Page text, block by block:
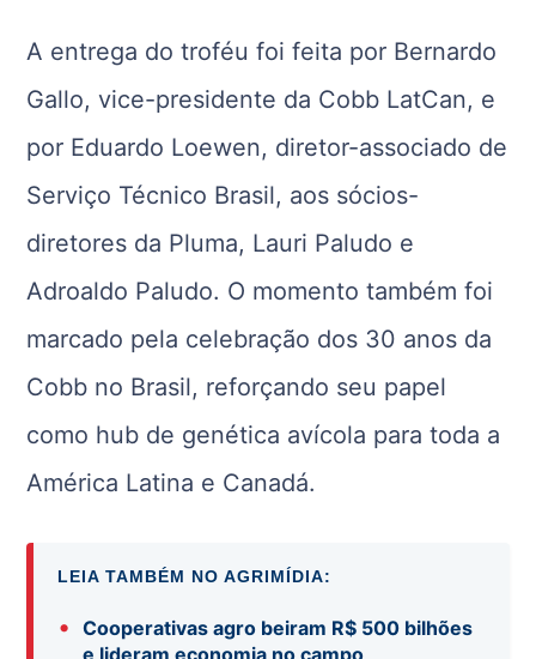
A entrega do troféu foi feita por Bernardo
Gallo, vice-presidente da Cobb LatCan, e
por Eduardo Loewen, diretor-associado de
Serviço Técnico Brasil, aos sócios-
diretores da Pluma, Lauri Paludo e
Adroaldo Paludo. O momento também foi
marcado pela celebração dos 30 anos da
Cobb no Brasil, reforçando seu papel
como hub de genética avícola para toda a
América Latina e Canadá.
LEIA TAMBÉM NO AGRIMÍDIA:
•
Cooperativas agro beiram R$ 500 bilhões
e lideram economia no campo